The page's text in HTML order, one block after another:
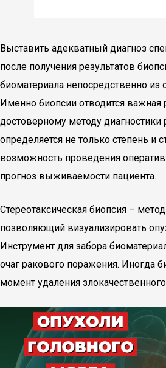
Выставить адекватный диагноз
после получения результатов
биоматериала непосредственно из
Именно биопсии отводится важная
достоверному методу диагностики
определяется не только степень и
возможность проведения
прогноз выживаемости пациента.
Стереотаксическая биопсия –
позволяющий визуализировать
Инструмент для забора
очаг ракового поражения. Иногда
момент удаления